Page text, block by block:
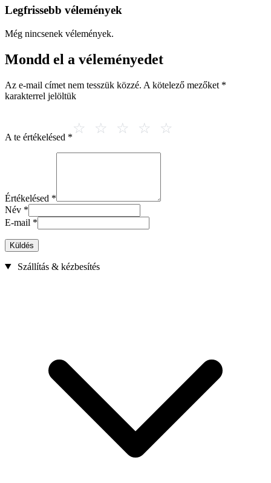
Legfrissebb vélemények
Még nincsenek vélemények.
Mondd el a véleményedet
Az e-mail címet nem tesszük közzé. A kötelező mezőket *
karakterrel jelöltük
A te értékelésed *
Értékelésed *
Név *
E-mail *
Küldés
Szállítás & kézbesítés